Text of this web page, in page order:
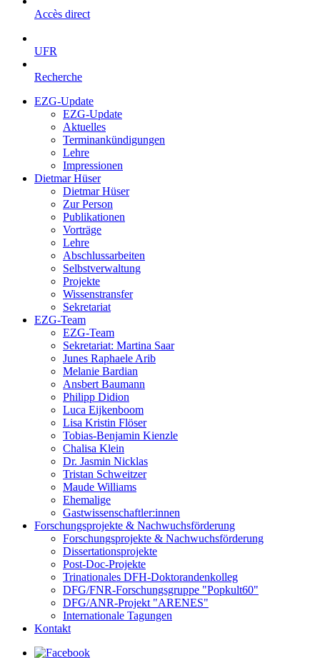
Accès direct
UFR
Recherche
EZG-Update
EZG-Update
Aktuelles
Terminankündigungen
Lehre
Impressionen
Dietmar Hüser
Dietmar Hüser
Zur Person
Publikationen
Vorträge
Lehre
Abschlussarbeiten
Selbstverwaltung
Projekte
Wissenstransfer
Sekretariat
EZG-Team
EZG-Team
Sekretariat: Martina Saar
Junes Raphaele Arib
Melanie Bardian
Ansbert Baumann
Philipp Didion
Luca Eijkenboom
Lisa Kristin Flöser
Tobias-Benjamin Kienzle
Chalisa Klein
Dr. Jasmin Nicklas
Tristan Schweitzer
Maude Williams
Ehemalige
Gastwissenschaftler:innen
Forschungsprojekte & Nachwuchsförderung
Forschungsprojekte & Nachwuchsförderung
Dissertationsprojekte
Post-Doc-Projekte
Trinationales DFH-Doktorandenkolleg
DFG/FNR-Forschungsgruppe "Popkult60"
DFG/ANR-Projekt "ARENES"
Internationale Tagungen
Kontakt